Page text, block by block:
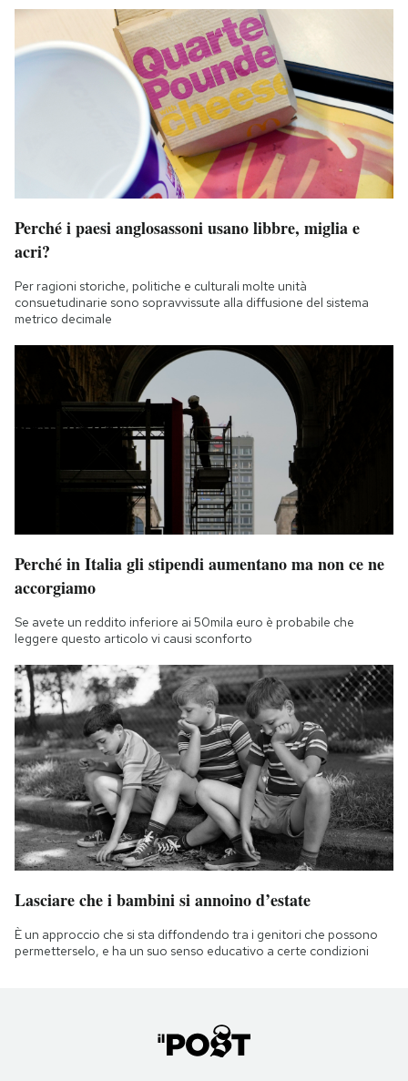
Perché i paesi anglosassoni usano libbre, miglia e
acri?
Per ragioni storiche, politiche e culturali molte unità
consuetudinarie sono sopravvissute alla diffusione del sistema
metrico decimale
Perché in Italia gli stipendi aumentano ma non ce ne
accorgiamo
Se avete un reddito inferiore ai 50mila euro è probabile che
leggere questo articolo vi causi sconforto
Lasciare che i bambini si annoino d’estate
È un approccio che si sta diffondendo tra i genitori che possono
permetterselo, e ha un suo senso educativo a certe condizioni